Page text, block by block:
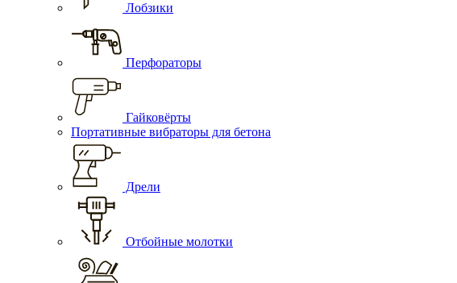
Лобзики
Перфораторы
Гайковёрты
Портативные вибраторы для бетона
Дрели
Отбойные молотки